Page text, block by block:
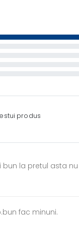
produs
la pretul asta
fac minuni.